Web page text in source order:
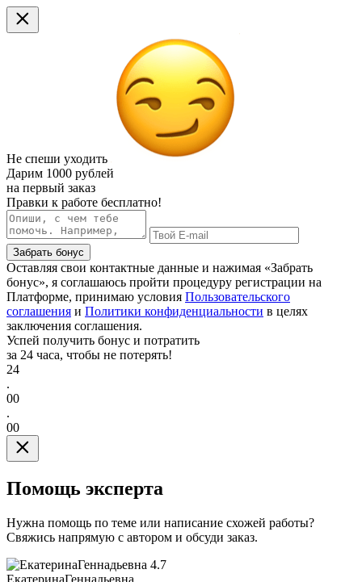
Не спеши уходить
Дарим 1000 рублей
на первый заказ
Правки к работе бесплатно!
Забрать бонус
Оставляя свои контактные данные и нажимая «Забрать
бонус», я соглашаюсь пройти процедуру регистрации на
Платформе, принимаю условия Пользовательского
соглашения и Политики конфиденциальности в целях
заключения соглашения.
Успей получить бонус и потратить
за 24 часа, чтобы не потерять!
24
.
00
.
00
Помощь эксперта
Нужна помощь по теме или написание схожей работы?
Свяжись напрямую с автором и обсуди заказ.
4.7
ЕкатеринаГеннадьевна